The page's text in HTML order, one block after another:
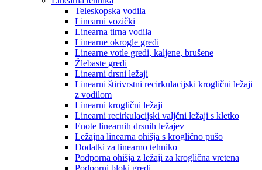
Teleskopska vodila
Linearni vozički
Linearna tirna vodila
Linearne okrogle gredi
Linearne votle gredi, kaljene, brušene
Žlebaste gredi
Linearni drsni ležaji
Linearni štirivrstni recirkulacijski kroglični ležaji
z vodilom
Linearni kroglični ležaji
Linearni recirkulacijski valjčni ležaji s kletko
Enote linearnih drsnih ležajev
Ležajna linearna ohišja s kroglično pušo
Dodatki za linearno tehniko
Podporna ohišja z ležaji za kroglična vretena
Podporni bloki gredi